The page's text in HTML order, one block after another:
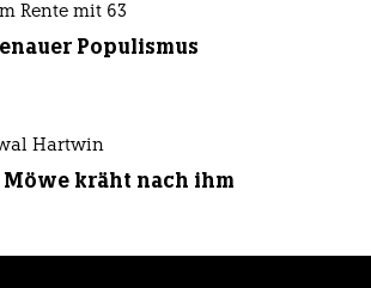
Rente mit 63
Populismus
Hartwin
Möwe kräht nach ihm